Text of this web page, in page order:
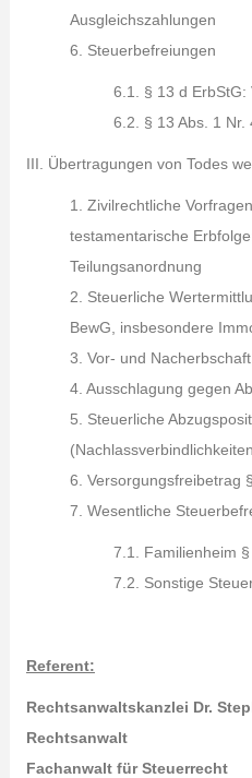
Ausgleichszahlungen
6. Steuerbefreiungen
6.1. § 13 d ErbStG:
6.2. § 13 Abs. 1 Nr.
III. Übertragungen von Todes
1. Zivilrechtliche
testamentarische
Teilungsanordnung
2. Steuerliche
BewG, insbesondere
3. Vor- und Nacherbschaft
4. Ausschlagung gegen
5. Steuerliche
6. Versorgungsfreibetrag
7. Wesentliche
7.1. Familienheim
7.2. Sonstige
Referent:
Rechtsanwaltskanzlei Dr.
Rechtsanwalt
Fachanwalt für Steuerrecht